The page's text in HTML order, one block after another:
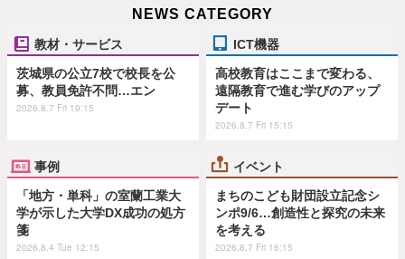
NEWS CATEGORY
教材・サービス
茨城県の公立7校で校長を公
募、教員免許不問…エン
2026.8.7 Fri 19:15
ICT機器
高校教育はここまで変わる、
遠隔教育で進む学びのアップ
デート
2026.8.7 Fri 15:15
事例
「地方・単科」の室蘭工業大
学が示した大学DX成功の処方
箋
2026.8.4 Tue 12:15
イベント
まちのこども財団設立記念シ
ンポ9/6…創造性と探究の未来
を考える
2026.8.7 Fri 16:15